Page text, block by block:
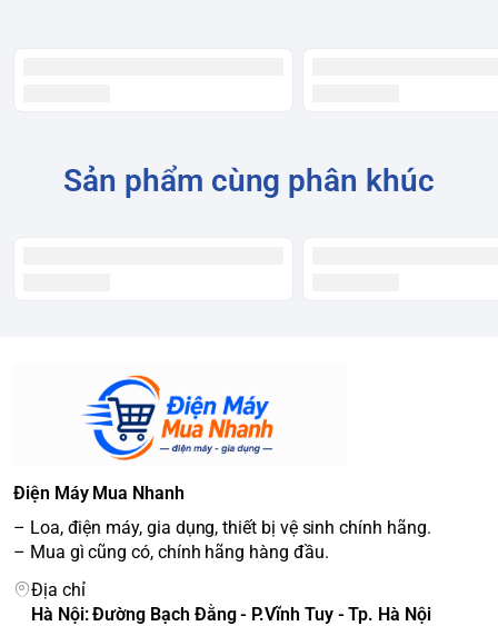
Sản phẩm cùng phân khúc
Điện Máy Mua Nhanh
– Loa, điện máy, gia dụng, thiết bị vệ sinh chính hãng.
– Mua gì cũng có, chính hãng hàng đầu.
Địa chỉ
Hà Nội: Đường Bạch Đằng - P.Vĩnh Tuy - Tp. Hà Nội